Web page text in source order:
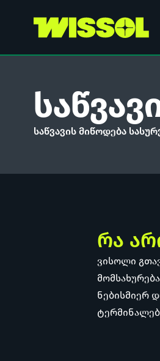
საწვავის მიწოდება
რა
ვისოლი
ნებისმიერ